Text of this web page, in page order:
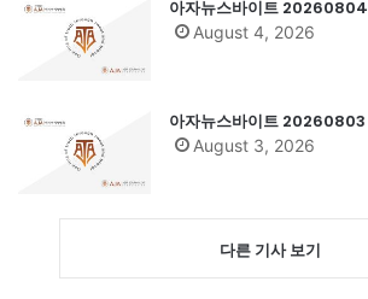
아자뉴스바이트 20260804
August 4, 2026
아자뉴스바이트 20260803
August 3, 2026
다른 기사 보기